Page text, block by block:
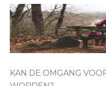
KAN DE OMGANG